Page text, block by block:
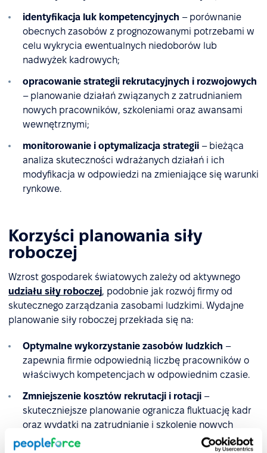
identyfikacja luk kompetencyjnych – porównanie
obecnych zasobów z prognozowanymi potrzebami w
celu wykrycia ewentualnych niedoborów lub
nadwyżek kadrowych;
opracowanie strategii rekrutacyjnych i rozwojowych
– planowanie działań związanych z zatrudnianiem
nowych pracowników, szkoleniami oraz awansami
wewnętrznymi;
monitorowanie i optymalizacja strategii – bieżąca
analiza skuteczności wdrażanych działań i ich
modyfikacja w odpowiedzi na zmieniające się warunki
rynkowe.
Korzyści planowania siły
roboczej
Wzrost gospodarek światowych zależy od aktywnego
udziału siły roboczej, podobnie jak rozwój firmy od
skutecznego zarządzania zasobami ludzkimi. Wydajne
planowanie siły roboczej przekłada się na:
Optymalne wykorzystanie zasobów ludzkich –
zapewnia firmie odpowiednią liczbę pracowników o
właściwych kompetencjach w odpowiednim czasie.
Zmniejszenie kosztów rekrutacji i rotacji –
skuteczniejsze planowanie ogranicza fluktuację kadr
oraz wydatki na zatrudnianie i szkolenie nowych
pracowników.